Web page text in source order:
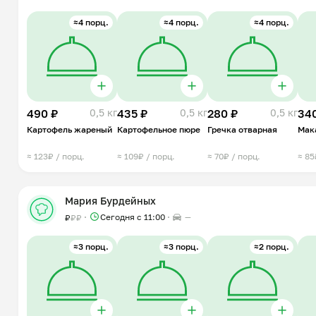
≈4 порц.
490 ₽ 0,5 кг
Картофель жареный
≈ 123₽ / порц.
≈4 порц.
435 ₽ 0,5 кг
Картофельное пюре
≈ 109₽ / порц.
≈4 порц.
280 ₽ 0,5 кг
Гречка отварная
≈ 70₽ / порц. ≈
Мария Бурдейных
₽₽₽ Сегодня с 11:00 —
≈3 порц. ≈3 порц. ≈2 порц.